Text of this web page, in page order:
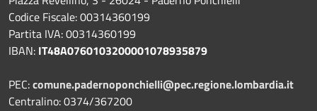
Codice Fiscale: 00314360199
Partita IVA: 00314360199
IBAN: IT48A0760103200001078935879
PEC:comune.padernoponchielli@pec.regione.lombardia.it
Centralino: 0374/367200